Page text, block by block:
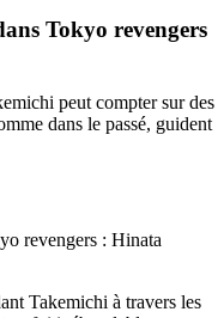
Tokyo revengers
peut compter sur des
dans le passé, guident
Takemichi à travers les